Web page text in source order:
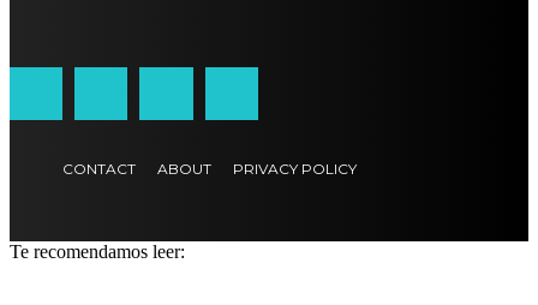
CONTACT ABOUT PRIVACY POLICY
Te recomendamos leer: